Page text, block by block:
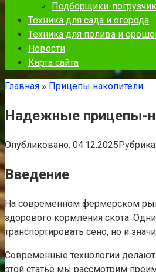
Подборщики-
Техника для сада и огорода
Техника для полива и
Новости
Карта сайта
Главная » Прицепы накопители
Надежные прицепы-
Опубликовано: 04.12.2025Рубрика:
Введение
На современном фермерском
здорового кормления скота.
транспортировать сено, но и
Современные технологии
этой статье мы рассмотрим